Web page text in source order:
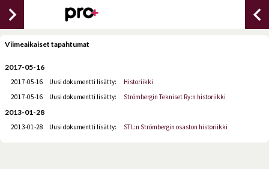
chevron_right chevron_left
Viimeaikaiset tapahtumat
2017-05-16
2017-05-16 Uusi dokumentti lisätty:
Historiikki
2017-05-16
Uusi dokumentti lisätty: Strömbergin Tekniset Ry:n historiikki
2013-01-28
2013-01-28 Uusi dokumentti lisätty: STL:n Strömbergin osaston historiikki